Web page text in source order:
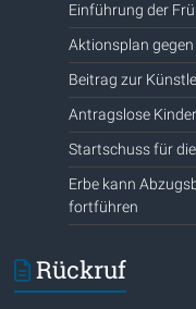
Einführung der
Aktionsplan
Beitrag zur
Antragslose
Startschuss für
Erbe kann
fortführen
Rückruf